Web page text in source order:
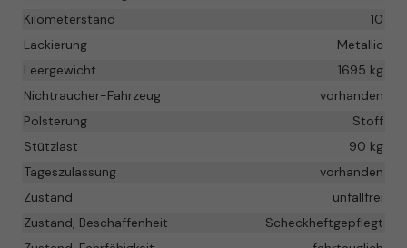
Kilometerstand
10
Lackierung
Metallic
Leergewicht
1695 kg
Nichtraucher-Fahrzeug
vorhanden
Polsterung
Stoff
Stützlast
90 kg
Tageszulassung
vorhanden
Zustand
unfallfrei
Zustand, Beschaffenheit
Scheckheftgepflegt